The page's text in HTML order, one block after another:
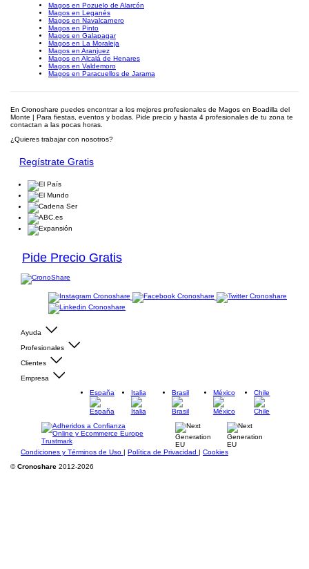
Magos en Pozuelo de Alarcón
Magos en Leganés
Magos en Navalcarnero
Magos en Pinto
Magos en Galapagar
Magos en La Moraleja
Magos en Aranjuez
Magos en Alcalá de Henares
Magos en Valdemoro
Magos en Paracuellos de Jarama
En Cronoshare puedes encontrar a los mejores profesionales de Magos en Boadilla del
Monte | Para fiestas, eventos y bodas. Pide precio y hasta 4 profesionales de tu zona te
contactan a las pocas horas.
¿Quieres trabajar con nosotros?
Regístrate Gratis
Pide Precio Gratis
Ayuda
Profesionales
Clientes
Empresa
España
Italia Brasil México Chile
Condiciones y Términos de Uso | Política de Privacidad | Cookies
©Cronoshare 2012-2026